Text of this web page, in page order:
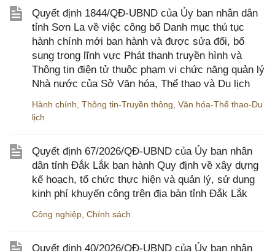
Quyết định 1844/QĐ-UBND của Ủy ban nhân dân
tỉnh Sơn La về việc công bố Danh mục thủ tục
hành chính mới ban hành và được sửa đổi, bổ
sung trong lĩnh vực Phát thanh truyền hình và
Thông tin điện tử thuộc phạm vi chức năng quản lý
Nhà nước của Sở Văn hóa, Thể thao và Du lịch
Hành chính Thông tin-Truyền thông Văn hóa-Thể thao-Du
lịch
Quyết định 67/2026/QĐ-UBND của Ủy ban nhân
dân tỉnh Đắk Lắk ban hành Quy định về xây dựng
kế hoạch, tổ chức thực hiện và quản lý, sử dụng
kinh phí khuyến công trên địa bàn tỉnh Đắk Lắk
Công nghiệp Chính sách
Quyết định 40/2026/QĐ-UBND của Ủy ban nhân